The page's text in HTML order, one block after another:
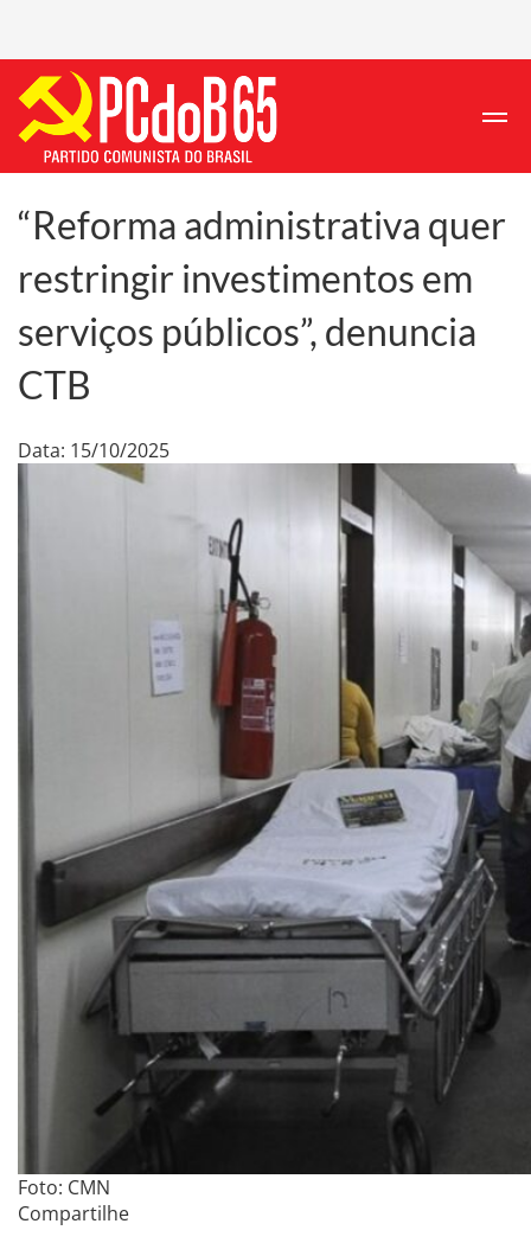
“Reforma administrativa quer
restringir investimentos em
serviços públicos”, denuncia
CTB
Data: 15/10/2025
Foto: CMN
Compartilhe